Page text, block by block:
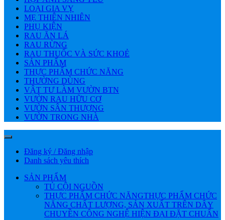
LOẠI GIA VỴ
MẸ THIÊN NHIÊN
PHỤ KIỆN
RAU ĂN LÁ
RAU RỪNG
RAU THUỐC VÀ SỨC KHOẺ
SẢN PHẨM
THỰC PHẨM CHỨC NĂNG
THƯỜNG DÙNG
VẬT TƯ LÀM VƯỜN BTN
VƯỜN RAU HỮU CƠ
VƯỜN SÂN THƯỢNG
VƯỜN TRONG NHÀ
Đăng ký / Đăng nhập
Danh sách yêu thích
SẢN PHẨM
TỦ CỘI NGUỒN
THỰC PHẨM CHỨC NĂNGTHỰC PHẨM CHỨC
NĂNG CHẤT LƯỢNG, SẢN XUẤT TRÊN DÂY
CHUYỀN CÔNG NGHỆ HIỆN ĐẠI ĐẶT CHUẨN